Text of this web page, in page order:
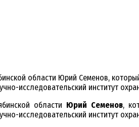
области Юрий Семенов,
исследовательский институт
области Юрий Семенов,
исследовательский институт